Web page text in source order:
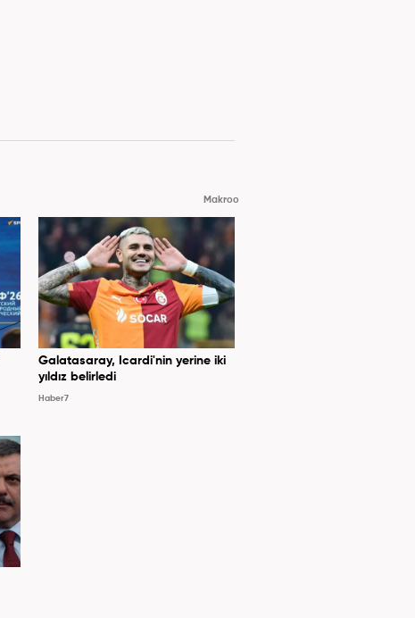
Makroo
Galatasaray, Icardi'nin yerine iki
yıldız belirledi
Haber7